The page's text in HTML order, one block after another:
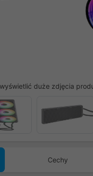
duże zdjęcia
Cechy